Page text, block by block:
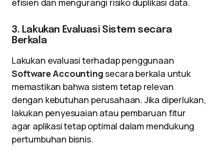
efisien dan mengurangi risiko duplikasi data.
3. Lakukan Evaluasi Sistem secara
Berkala
Lakukan evaluasi terhadap penggunaan
Software Accountingsecara berkala untuk
memastikan bahwa sistem tetap relevan
dengan kebutuhan perusahaan. Jika diperlukan,
lakukan penyesuaian atau pembaruan fitur
agar aplikasi tetap optimal dalam mendukung
pertumbuhan bisnis.